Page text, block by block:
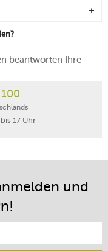
Lebensmittel
möglich
für die
beantworten Ihre
17 Uhr
und